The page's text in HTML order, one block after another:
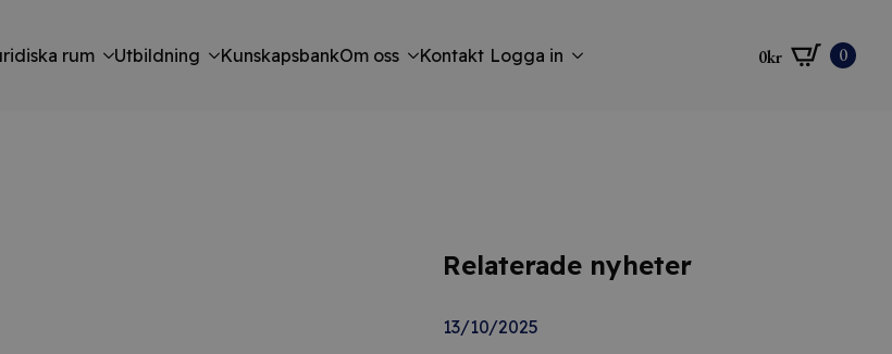
rum Utbildning KunskapsbankOm oss Kontakt Logga in 0kr 0
Relaterade nyheter
13/10/2025